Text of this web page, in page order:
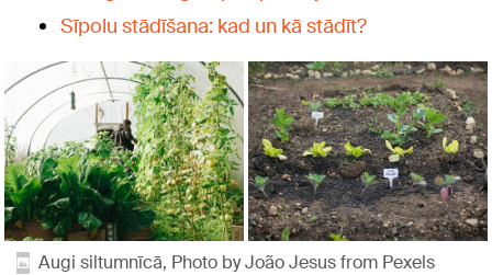
Sīpolu stādīšana: kad un kā stādīt?
Augi siltumnīcā, Photo by João Jesus from Pexels